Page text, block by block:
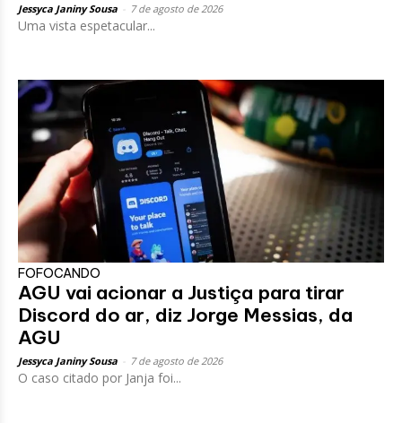
Jessyca Janiny Sousa 7 de agosto de 2026
Uma vista espetacular...
FOFOCANDO
AGU vai acionar a Justiça para tirar
Discord do ar, diz Jorge Messias, da
AGU
Jessyca Janiny Sousa 7 de agosto de 2026
O caso citado por Janja foi...